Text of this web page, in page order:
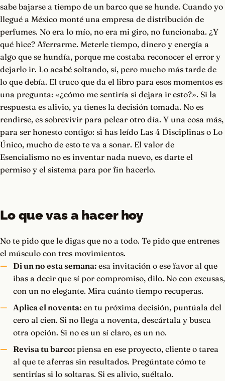
sabe bajarse a tiempo de un barco que se hunde. Cuando yo
llegué a México monté una empresa de distribución de
perfumes. No era lo mío, no era mi giro, no funcionaba. ¿Y
qué hice? Aferrarme. Meterle tiempo, dinero y energía a
algo que se hundía, porque me costaba reconocer el error y
dejarlo ir. Lo acabé soltando, sí, pero mucho más tarde de
lo que debía. El truco que da el libro para esos momentos es
una pregunta: «¿cómo me sentiría si dejara ir esto?». Si la
respuesta es alivio, ya tienes la decisión tomada. No es
rendirse, es sobrevivir para pelear otro día. Y una cosa más,
para ser honesto contigo: si has leído Las 4 Disciplinas o Lo
Único, mucho de esto te va a sonar. El valor de
Esencialismo no es inventar nada nuevo, es darte el
permiso y el sistema para por fin hacerlo.
Lo que vas a hacer hoy
No te pido que le digas que no a todo. Te pido que entrenes
el músculo con tres movimientos.
Di un no esta semana:esa invitación o ese favor al que
ibas a decir que sí por compromiso, dilo. No con excusas,
con un no elegante. Mira cuánto tiempo recuperas.
Aplica el noventa:en tu próxima decisión, puntúala del
cero al cien. Si no llega a noventa, descártala y busca
otra opción. Si no es un sí claro, es un no.
Revisa tu barco:piensa en ese proyecto, cliente o tarea
al que te aferras sin resultados. Pregúntate cómo te
sentirías si lo soltaras. Si es alivio, suéltalo.